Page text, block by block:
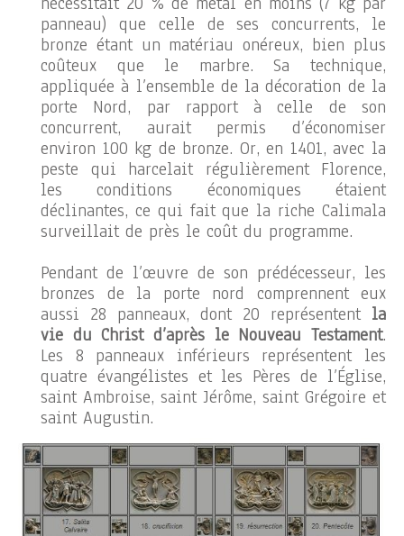
panneau) que celle de ses concurrents, le
bronze étant un matériau onéreux, bien plus
coûteux que le marbre. Sa technique,
appliquée à l’ensemble de la décoration de la
porte Nord, par rapport à celle de son
concurrent, aurait permis d’économiser
environ 100 kg de bronze. Or, en 1401, avec la
peste qui harcelait régulièrement Florence,
les conditions économiques étaient
déclinantes, ce qui fait que la riche Calimala
surveillait de près le coût du programme.
Pendant de l’œuvre de son prédécesseur, les
bronzes de la porte nord comprennent eux
aussi 28 panneaux, dont 20 représentent la
vie du Christ d’après le Nouveau Testament.
Les 8 panneaux inférieurs représentent les
quatre évangélistes et les Pères de l’Église,
saint Ambroise, saint Jérôme, saint Grégoire et
saint Augustin.